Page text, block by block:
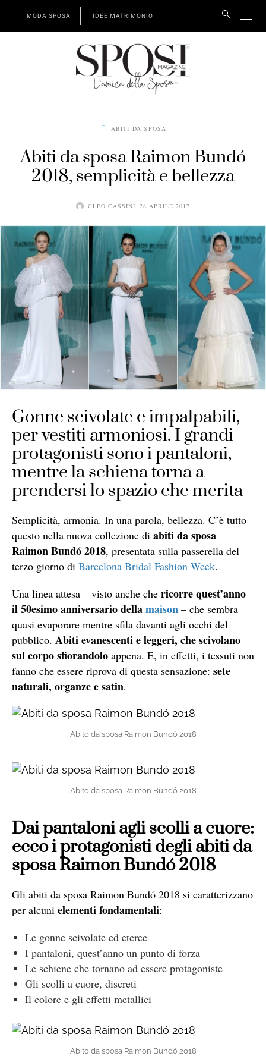
MODA SPOSA IDEE MATRIMONIO
ABITI DA SPOSA
Abiti da sposa Raimon Bundó
2018, semplicità e bellezza
CLEO CASSINI 28 APRILE 2017
Gonne scivolate e impalpabili,
per vestiti armoniosi. I grandi
protagonisti sono i pantaloni,
mentre la schiena torna a
prendersi lo spazio che merita
Semplicità, armonia. In una parola, bellezza. C’è tutto
questo nella nuova collezione di abiti da sposa
Raimon Bundó 2018, presentata sulla passerella del
terzo giorno di Barcelona Bridal Fashion Week.
Una linea attesa – visto anche che ricorre quest’anno
il 50esimo anniversario dellamaison – che sembra
quasi evaporare mentre sfila davanti agli occhi del
pubblico. Abiti evanescenti e leggeri, che scivolano
sul corpo sfiorandolo appena. E, in effetti, i tessuti non
fanno che essere riprova di questa sensazione: sete
naturali, organze e satin.
Abito da sposa Raimon Bundó 2018
Abito da sposa Raimon Bundó 2018
Dai pantaloni agli scolli a cuore:
ecco i protagonisti degli abiti da
sposa Raimon Bundó 2018
Gli abiti da sposa Raimon Bundó 2018 si caratterizzano
per alcuni elementi fondamentali:
Le gonne scivolate ed eteree
I pantaloni, quest’anno un punto di forza
Le schiene che tornano ad essere protagoniste
Gli scolli a cuore, discreti
Il colore e gli effetti metallici
Abito da sposa Raimon Bundó 2018